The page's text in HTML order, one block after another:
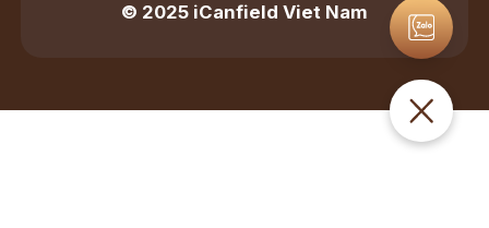
© 2025 iCanfield Viet Nam